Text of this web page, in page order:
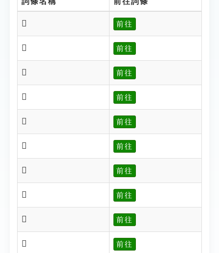
𤿶 前往
𤿷 前往
𤿹 前往
𤿿 前往
𥀁 前往
𥀂 前往
𥀃 前往
𥀄 前往
𥀇 前往
𥀈 前往